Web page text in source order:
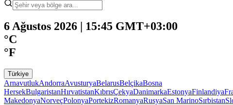
6 Ağustos 2026 | 15:45 GMT+03:00
°C
°F
Türkiye
ArnavutlukAndorraAvusturyaBelarusBelçikaBosna
HersekBulgaristanHırvatistanKıbrısÇekyaDanimarkaEstonyaFinlandiya
MakedonyaNorveçPolonyaPortekizRomanyaRusyaSan MarinoSırbistan